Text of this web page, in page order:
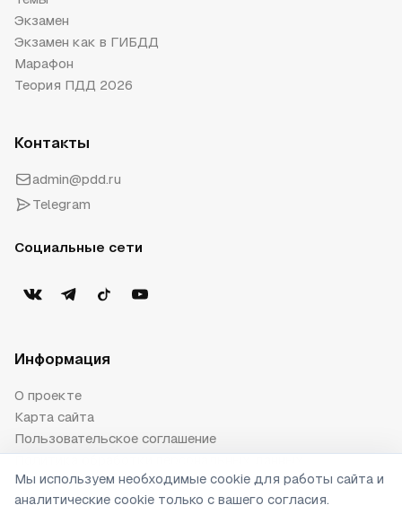
Экзамен
Экзамен как в ГИБДД
Марафон
Теория ПДД 2026
Контакты
admin@pdd.ru
Telegram
Социальные сети
Информация
О проекте
Карта сайта
Пользовательское соглашение
Публичная оферта
Настройки cookie
Мы используем необходимые cookie для работы сайта и
аналитические cookie только с вашего согласия.